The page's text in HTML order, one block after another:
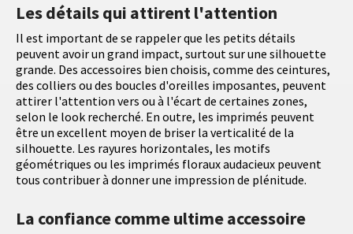
Les détails qui attirent l'attention
Il est important de se rappeler que les petits détails
peuvent avoir un grand impact, surtout sur une silhouette
grande. Des accessoires bien choisis, comme des ceintures,
des colliers ou des boucles d'oreilles imposantes, peuvent
attirer l'attention vers ou à l'écart de certaines zones,
selon le look recherché. En outre, les imprimés peuvent
être un excellent moyen de briser la verticalité de la
silhouette. Les rayures horizontales, les motifs
géométriques ou les imprimés floraux audacieux peuvent
tous contribuer à donner une impression de plénitude.
La confiance comme ultime accessoire